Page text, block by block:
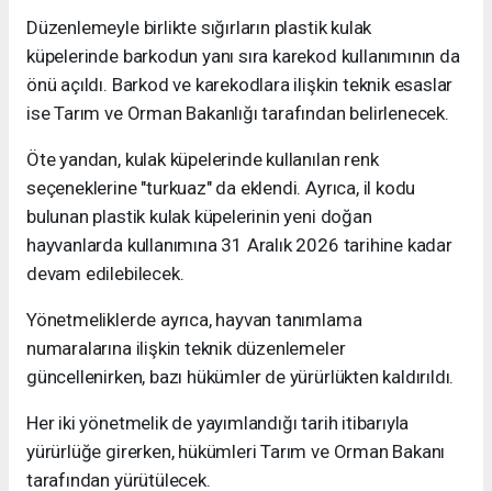
Düzenlemeyle birlikte sığırların plastik kulak
küpelerinde barkodun yanı sıra karekod kullanımının da
önü açıldı. Barkod ve karekodlara ilişkin teknik esaslar
ise Tarım ve Orman Bakanlığı tarafından belirlenecek.
Öte yandan, kulak küpelerinde kullanılan renk
seçeneklerine "turkuaz" da eklendi. Ayrıca, il kodu
bulunan plastik kulak küpelerinin yeni doğan
hayvanlarda kullanımına 31 Aralık 2026 tarihine kadar
devam edilebilecek.
Yönetmeliklerde ayrıca, hayvan tanımlama
numaralarına ilişkin teknik düzenlemeler
güncellenirken, bazı hükümler de yürürlükten kaldırıldı.
Her iki yönetmelik de yayımlandığı tarih itibarıyla
yürürlüğe girerken, hükümleri Tarım ve Orman Bakanı
tarafından yürütülecek.